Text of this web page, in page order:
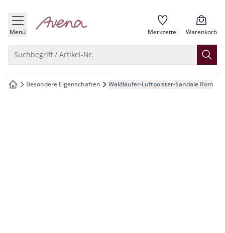
springen
springen
springen
springen
Menü zur Startseite Merkzettel Warenkorb
Suchbegriff / Artikel-Nr.
zur Startseite
Besondere Eigenschaften Waldläufer-Luftpolster-Sandale Rom